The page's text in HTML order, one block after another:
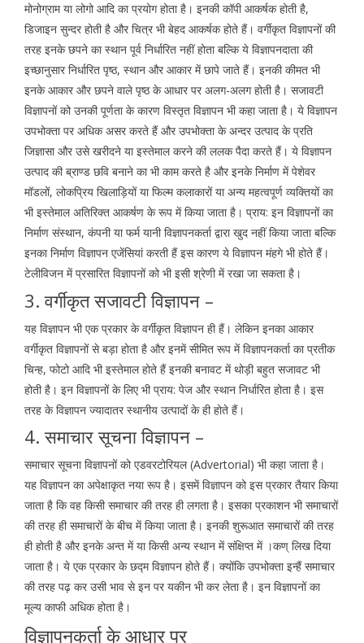
मोनोग्राम या लोगो आदि का प्रयोग होता है। इनकी कॉपी आकर्षक होती है,
डिजाइन सुन्दर होती है और चित्र भी बेहद आकर्षक होते हैं। वर्गीकृत विज्ञापनों की
तरह इनके छपने का स्थान पूर्व निर्धारित नहीं होता बल्कि ये विज्ञापनदाता की
इच्छानुसार निर्धारित पृष्ठ, स्थान और आकार में छापे जाते हैं। इनकी कीमत भी
इनके आकार और छपने वाले पृष्ठ के आधार पर अलग-अलग होती है। सजावटी
विज्ञापनों को उनकी पूर्णता के कारण विस्तृत विज्ञापन भी कहा जाता है। ये विज्ञापन
उपभोक्ता पर अधिक असर करते हैं और उपभोक्ता के अन्दर उत्पाद के प्रति
जिज्ञासा और उसे खरीदने या इस्तेमाल करने की ललक पैदा करते हैं। ये विज्ञापन
उत्पाद की ब्राण्ड छवि बनाने का भी काम करते है और इनके निर्माण में पेशेवर
मॉडलों, लोकप्रिय खिलाड़ियों या फिल्म कलाकारों या अन्य महत्वपूर्ण व्यक्तियों का
भी इस्तेमाल अतिरिक्त आकर्षण के रूप में किया जाता है। प्राय: इन विज्ञापनों का
निर्माण संस्थान, कंपनी या फर्म यानी विज्ञापनकर्ता द्वारा खुद नहीं किया जाता बल्कि
इनका निर्माण विज्ञापन एजेंसियां करती हैं इस कारण ये विज्ञापन मंहगे भी होते हैं।
टेलीविजन में प्रसारित विज्ञापनों को भी इसी श्रेणी में रखा जा सकता है।
3. वर्गीकृत सजावटी विज्ञापन –
यह विज्ञापन भी एक प्रकार के वर्गीकृत विज्ञापन ही हैं। लेकिन इनका आकार
वर्गीकृत विज्ञापनों से बड़ा होता है और इनमें सीमित रूप में विज्ञापनकर्ता का प्रतीक
चिन्ह, फोटो आदि भी इस्तेमाल होते हैं इनकी बनावट में थोड़ी बहुत सजावट भी
होती है। इन विज्ञापनों के लिए भी प्राय: पेज और स्थान निर्धारित होता है। इस
तरह के विज्ञापन ज्यादातर स्थानीय उत्पादों के ही होते हैं।
4. समाचार सूचना विज्ञापन –
समाचार सूचना विज्ञापनों को एडवरटोरियल (Advertorial) भी कहा जाता है।
यह विज्ञापन का अपेक्षाकृत नया रूप है। इसमें विज्ञापन को इस प्रकार तैयार किया
जाता है कि वह किसी समाचार की तरह ही लगता है। इसका प्रकाशन भी समाचारों
की तरह ही समाचारों के बीच में किया जाता है। इनकी शुरूआत समाचारों की तरह
ही होती है और इनके अन्त में या किसी अन्य स्थान में संक्षिप्त में ।कण् लिख दिया
जाता है। ये एक प्रकार के छद्म विज्ञापन होते हैं। क्योंकि उपभोक्ता इन्हैं समाचार
की तरह पढ़ कर उसी भाव से इन पर यकीन भी कर लेता है। इन विज्ञापनों का
मूल्य काफी अधिक होता है।
विज्ञापनकर्ता के आधार पर